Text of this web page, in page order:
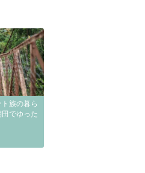
族の暮ら
でゆった